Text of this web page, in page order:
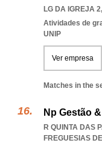
LG DA IGREJA
Atividades de
UNIP
Ver empresa
Matches in the
Np Gestão
R QUINTA DAS
FREGUESIAS